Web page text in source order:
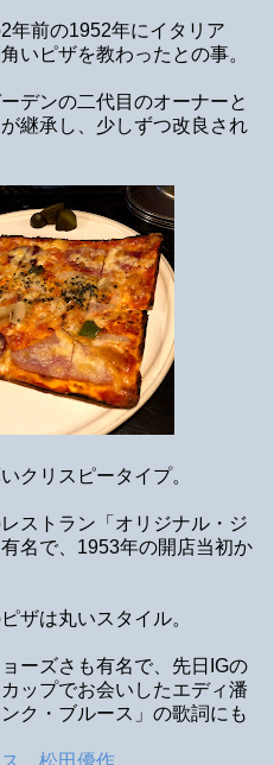
年前の1952年にイタリア
いピザを教わったとの事。
デンの二代目のオーナーと
継承し、少しずつ改良され
クリスピータイプ。
ストラン「オリジナル・ジ
名で、1953年の開店当初か
ザは丸いスタイル。
ーズさも有名で、先日IGの
ップでお会いしたエディ潘
ク・ブルース」の歌詞にも
ス 松田優作